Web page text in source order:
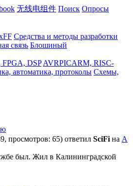
无线电组件 Поиск Опросы
Средства и методы разработки
связь Блошиный
FPGA, DSP AVRPICARM, RISC-
автоматика, протоколы Схемы,
просмотров: 65) ответил SciFi на А
был. Жил в Калининградской